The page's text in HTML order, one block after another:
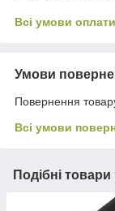
Всі умови оплати
Умови
Повернення
Всі умови
Подібні товари